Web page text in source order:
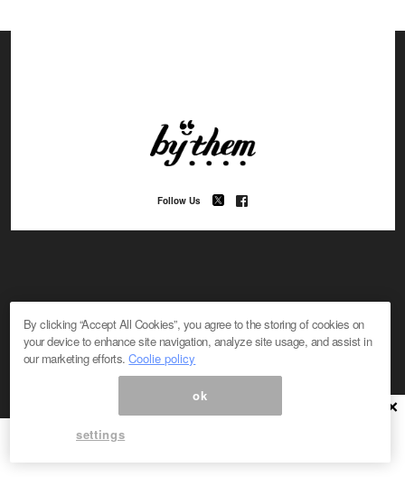
Follow Us
#コラム #オトナ磨き #コスメ
#デート
#パートナー
#親と子 #モテ
#結婚 #美容 #失恋
#マッチング
×
By clicking “Accept All Cookies”, you agree to the storing of cookies on
your device to enhance site navigation, analyze site usage, and assist in
our marketing efforts.Coolie policy
ok
settings